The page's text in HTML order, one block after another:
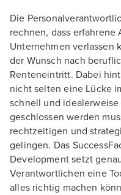
Die
rechnen, dass
Unternehmen verlassen
der Wunsch nach
Renteneintritt. Dabei
nicht selten eine Lücke
schnell und
geschlossen werden
rechtzeitigen und
gelingen. Das
Development setzt
Verantwortlichen eine
alles richtig machen